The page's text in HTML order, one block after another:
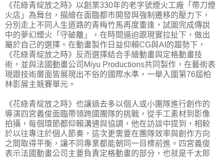
《花綠青綻放之時》以創業330年的老字號煙火工廠「帶刀煙
火店」為舞台，描繪在面臨都市開發與強制遷移的壓力下，
分別走上不同人生道路的青梅竹馬再度重逢，試圖完成傳說
中的夢幻煙火「守破離」，在時間逼迫跟現實拉扯下，做出
屬於自己的選擇。在動畫製作日益仰賴CG與AI的趨勢下，
《花綠青綻放之時》反而選擇結合手繪動畫與定格動畫技
術，並與法國動畫公司Miyu Productions共同製作，在藝術表
現跟技術層面皆展現出不俗的國際水準，一舉入圍第76屆柏
林影展主競賽單元。
《花綠青綻放之時》也讓過去多以個人或小團隊進行創作的
導演四宮義俊面臨帶領跨國團隊的挑戰，從手工素材到影像
拍攝，每個環節都仰賴溝通與協調，他在訪談中提到，相較
於以往專注於個人節奏，這次更需要在團隊效率與創作方向
之間取得平衡，讓不同專業都能朝同一目標前進。四宮義俊
表示法國動畫公司主要負責定格動畫的部分，也就是千太郎